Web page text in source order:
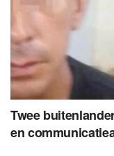
Twee
en